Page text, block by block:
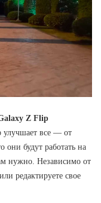
Z Flip
улучшает все — от
они будут работать на
нужно. Независимо от
редактируете свое